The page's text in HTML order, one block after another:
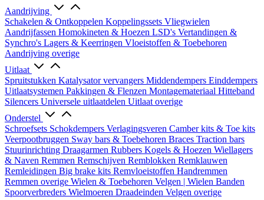
Aandrijving
Schakelen & Ontkoppelen Koppelingssets Vliegwielen
Aandrijfassen Homokineten & Hoezen LSD's Vertandingen &
Synchro's Lagers & Keerringen Vloeistoffen & Toebehoren
Aandrijving overige
Uitlaat
Spruitstukken Katalysator vervangers Middendempers Einddempers
Uitlaatsystemen Pakkingen & Flenzen Montagemateriaal Hitteband
Silencers Universele uitlaatdelen Uitlaat overige
Onderstel
Schroefsets Schokdempers Verlagingsveren Camber kits & Toe kits
Veerpootbruggen Sway bars & Toebehoren Braces Traction bars
Stuurinrichting Draagarmen Rubbers Kogels & Hoezen Wiellagers
& Naven Remmen Remschijven Remblokken Remklauwen
Remleidingen Big brake kits Remvloeistoffen Handremmen
Remmen overige Wielen & Toebehoren Velgen | Wielen Banden
Spoorverbreders Wielmoeren Draadeinden Velgen overige